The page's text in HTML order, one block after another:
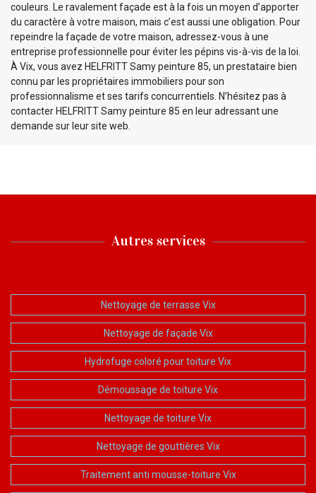
couleurs. Le ravalement façade est à la fois un moyen d’apporter
du caractère à votre maison, mais c’est aussi une obligation. Pour
repeindre la façade de votre maison, adressez-vous à une
entreprise professionnelle pour éviter les pépins vis-à-vis de la loi.
À Vix, vous avez HELFRITT Samy peinture 85, un prestataire bien
connu par les propriétaires immobiliers pour son
professionnalisme et ses tarifs concurrentiels. N’hésitez pas à
contacter HELFRITT Samy peinture 85 en leur adressant une
demande sur leur site web.
Autres services
Nettoyage de terrasse Vix
Nettoyage de façade Vix
Hydrofuge coloré pour toiture Vix
Démoussage de toiture Vix
Nettoyage de toiture Vix
Nettoyage de gouttières Vix
Traitement anti mousse-toiture Vix